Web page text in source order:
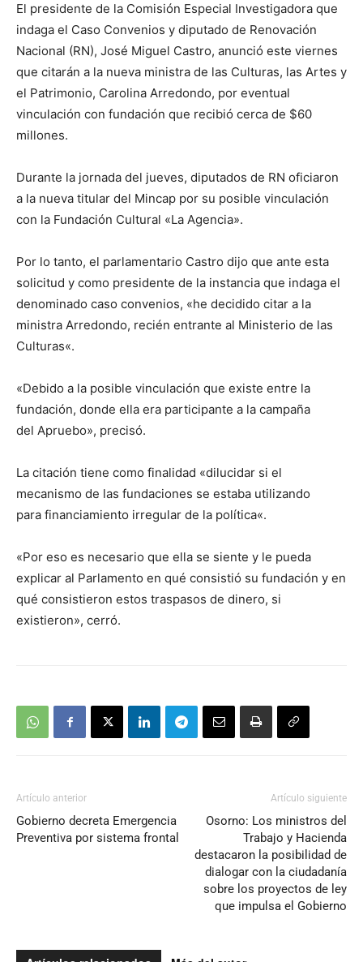
El presidente de la Comisión Especial Investigadora que
indaga el Caso Convenios y diputado de Renovación
Nacional (RN), José Miguel Castro, anunció este viernes
que citarán a la nueva ministra de las Culturas, las Artes y
el Patrimonio, Carolina Arredondo, por eventual
vinculación con fundación que recibió cerca de $60
millones.
Durante la jornada del jueves, diputados de RN oficiaron
a la nueva titular del Mincap por su posible vinculación
con la Fundación Cultural «La Agencia».
Por lo tanto, el parlamentario Castro dijo que ante esta
solicitud y como presidente de la instancia que indaga el
denominado caso convenios, «he decidido citar a la
ministra Arredondo, recién entrante al Ministerio de las
Culturas«.
«Debido a la posible vinculación que existe entre la
fundación, donde ella era participante a la campaña
del Apruebo», precisó.
La citación tiene como finalidad «dilucidar si el
mecanismo de las fundaciones se estaba utilizando
para financiamiento irregular de la política«.
«Por eso es necesario que ella se siente y le pueda
explicar al Parlamento en qué consistió su fundación y en
qué consistieron estos traspasos de dinero, si
existieron», cerró.
Artículo anterior
Gobierno decreta Emergencia
Preventiva por sistema frontal
Artículo siguiente
Osorno: Los ministros del
Trabajo y Hacienda
destacaron la posibilidad de
dialogar con la ciudadanía
sobre los proyectos de ley
que impulsa el Gobierno